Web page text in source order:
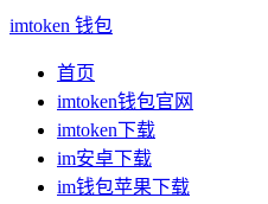
imtoken 钱包
首页
imtoken钱包官网
imtoken下载
im安卓下载
im钱包苹果下载